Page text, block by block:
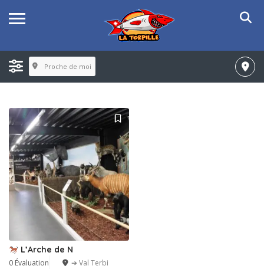
Proche de moi
L’Arche de N
0 Évaluation ➔ Val Terbi